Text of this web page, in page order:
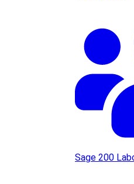
Sage 200